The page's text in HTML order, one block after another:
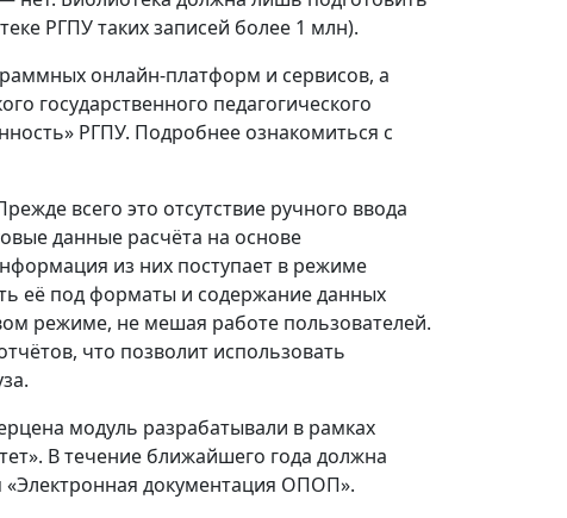
РГПУ таких записей более 1 млн).
онлайн-платформ и сервисов, а
государственного педагогического
РГПУ. Подробнее ознакомиться с
всего это отсутствие ручного ввода
данные расчёта на основе
из них поступает в режиме
её под форматы и содержание данных
режиме, не мешая работе пользователей.
что позволит использовать
модуль разрабатывали в рамках
В течение ближайшего года должна
«Электронная документация ОПОП».